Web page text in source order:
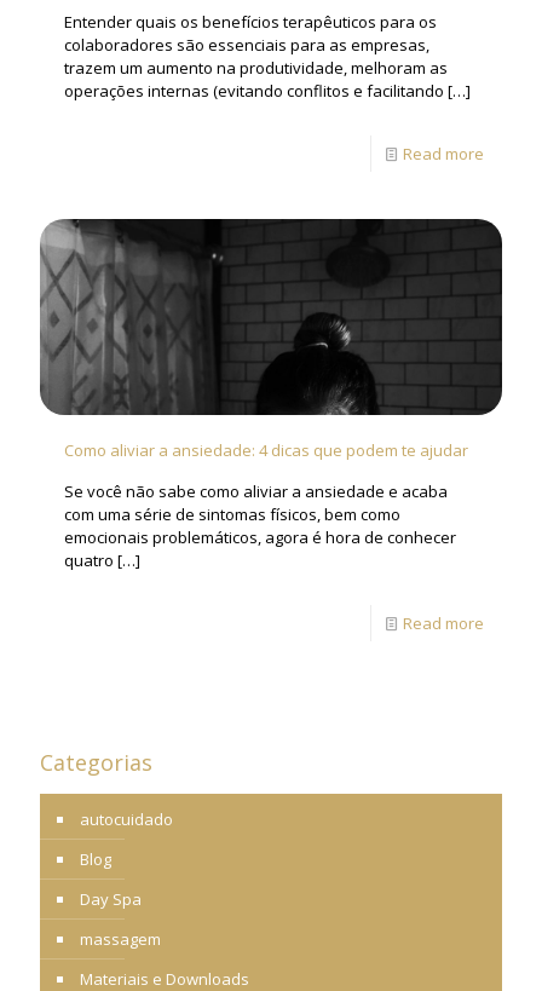
Entender quais os benefícios terapêuticos para os
colaboradores são essenciais para as empresas,
trazem um aumento na produtividade, melhoram as
operações internas (evitando conflitos e facilitando […]
Read more
Como aliviar a ansiedade: 4 dicas que podem te ajudar
Se você não sabe como aliviar a ansiedade e acaba
com uma série de sintomas físicos, bem como
emocionais problemáticos, agora é hora de conhecer
quatro […]
Read more
Categorias
autocuidado
Blog
Day Spa
massagem
Materiais e Downloads